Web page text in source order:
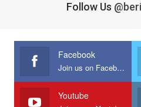
Follow Us
Facebook
Join us on Facebook
Youtube